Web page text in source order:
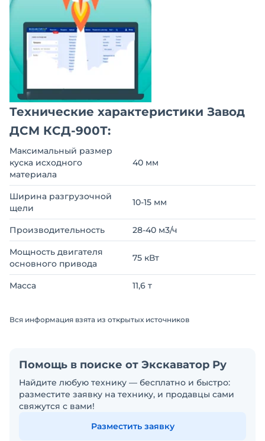
Технические характеристики Завод
ДСМ КСД-900Т:
Максимальный размер
куска исходного
материала
40 мм
Ширина разгрузочной
щели
10-15 мм
Производительность 28-40 м3/ч
Мощность двигателя
основного привода
75 кВт
Масса 11,6 т
Вся информация взята из открытых источников
Помощь в поиске от Экскаватор Ру
Найдите любую технику — бесплатно и быстро:
разместите заявку на технику, и продавцы сами
свяжутся с вами!
Разместить заявку